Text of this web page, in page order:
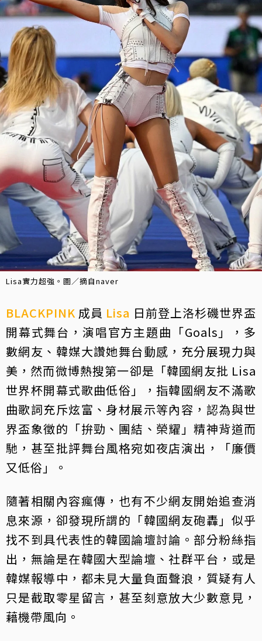
Lisa實力超強。圖／摘自naver
BLACKPINK 成員 Lisa 日前登上洛杉磯世界盃
開幕式舞台，演唱官方主題曲「Goals」，多
數網友、韓媒大讚她舞台動感，充分展現力與
美，然而微博熱搜第一卻是「韓國網友批 Lisa
世界杯開幕式歌曲低俗」，指韓國網友不滿歌
曲歌詞充斥炫富、身材展示等內容，認為與世
界盃象徵的「拚勁、團結、榮耀」精神背道而
馳，甚至批評舞台風格宛如夜店演出，「廉價
又低俗」。
隨著相關內容瘋傳，也有不少網友開始追查消
息來源，卻發現所謂的「韓國網友砲轟」似乎
找不到具代表性的韓國論壇討論。部分粉絲指
出，無論是在韓國大型論壇、社群平台，或是
韓媒報導中，都未見大量負面聲浪，質疑有人
只是截取零星留言，甚至刻意放大少數意見，
藉機帶風向。